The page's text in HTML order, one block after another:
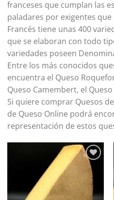
franceses que cumplan las
paladares por exigentes que
Francés tiene unas 400
que se elaboran con todo
variedades poseen
Entre los más conocidos
encuentra el Queso
Queso Camembert, el
Si quiere comprar Quesos
de Queso Online podrá
representación de estos
Añadir
a la
lista de
deseos